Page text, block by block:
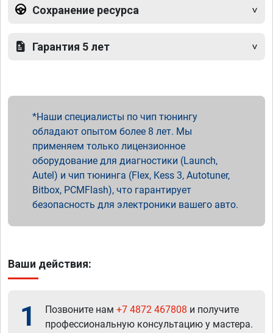
Сохранение ресурса
Гарантия 5 лет
Наши специалисты по чип тюнингу
обладают опытом более 8 лет. Мы
применяем только лицензионное
оборудование для диагностики (Launch,
Autel) и чип тюнинга (Flex, Kess 3, Autotuner,
Bitbox, PCMFlash), что гарантирует
безопасность для электроники вашего авто.
Ваши действия:
1 Позвоните нам +7 4872 467808 и получите
профессиональную консультацию у мастера.